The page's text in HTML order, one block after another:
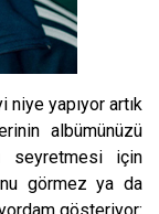
niye yapıyor artık
albümünüzü
seyretmesi için
görmez ya da